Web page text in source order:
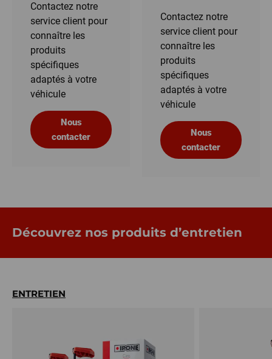
Contactez notre
service client pour
connaître les
produits
spécifiques
adaptés à votre
véhicule
Nous
contacter
Contactez notre
service client pour
connaître les
produits
spécifiques
adaptés à votre
véhicule
Nous
contacter
Découvrez nos produits d’entretien
ENTRETIEN